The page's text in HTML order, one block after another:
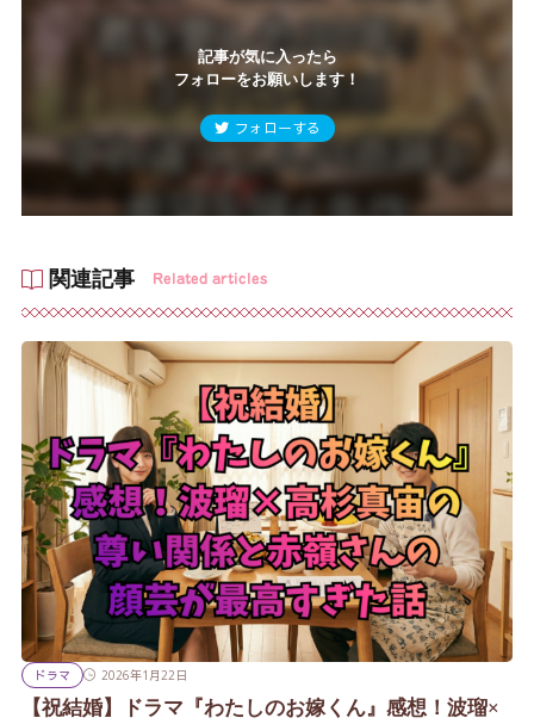
記事が気に入ったら
フォローをお願いします！
フォローする
関連記事 Related articles
ドラマ 2026年1月22日
【祝結婚】ドラマ『わたしのお嫁くん』感想！波瑠×